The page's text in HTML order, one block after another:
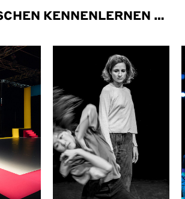
KENNENLERNEN …